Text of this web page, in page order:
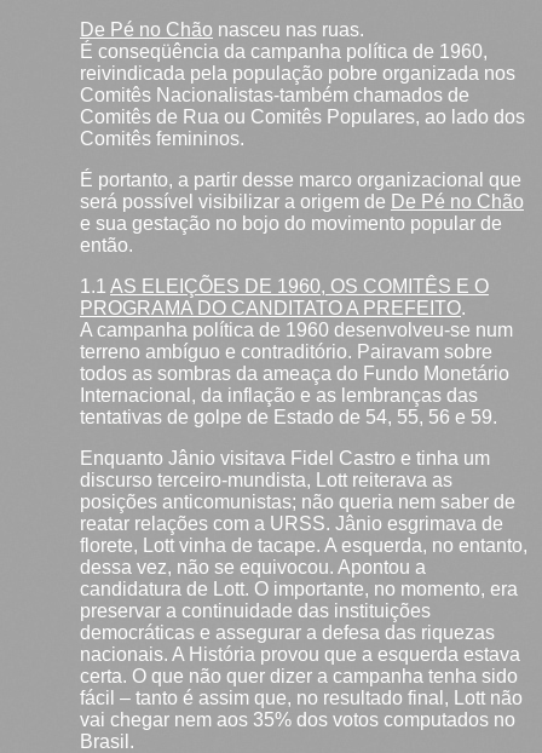
De Pé no Chão nasceu nas ruas.
É conseqüência da campanha política de 1960,
reivindicada pela população pobre organizada nos
Comitês Nacionalistas-também chamados de
Comitês de Rua ou Comitês Populares, ao lado dos
Comitês femininos.
É portanto, a partir desse marco organizacional que
será possível visibilizar a origem de De Pé no Chão
e sua gestação no bojo do movimento popular de
então.
1.1 AS ELEIÇÕES DE 1960, OS COMITÊS E O
PROGRAMA DO CANDITATO A PREFEITO.
A campanha política de 1960 desenvolveu-se num
terreno ambíguo e contraditório. Pairavam sobre
todos as sombras da ameaça do Fundo Monetário
Internacional, da inflação e as lembranças das
tentativas de golpe de Estado de 54, 55, 56 e 59.
Enquanto Jânio visitava Fidel Castro e tinha um
discurso terceiro-mundista, Lott reiterava as
posições anticomunistas; não queria nem saber de
reatar relações com a URSS. Jânio esgrimava de
florete, Lott vinha de tacape. A esquerda, no entanto,
dessa vez, não se equivocou. Apontou a
candidatura de Lott. O importante, no momento, era
preservar a continuidade das instituições
democráticas e assegurar a defesa das riquezas
nacionais. A História provou que a esquerda estava
certa. O que não quer dizer a campanha tenha sido
fácil – tanto é assim que, no resultado final, Lott não
vai chegar nem aos 35% dos votos computados no
Brasil.